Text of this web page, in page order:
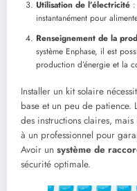
Utilisation de l’électricité
instantanément pour
Renseignement de la
système Enphase, il est
production d’énergie et la
Installer un kit solaire
base et un peu de patience.
des instructions claires,
à un professionnel pour
Avoir un système de
sécurité optimale.